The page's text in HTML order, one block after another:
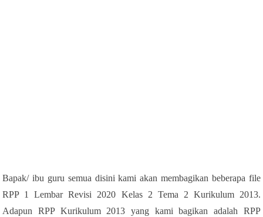
Bapak/ ibu guru semua disini kami akan membagikan beberapa file
RPP 1 Lembar Revisi 2020 Kelas 2 Tema 2 Kurikulum 2013.
Adapun RPP Kurikulum 2013 yang kami bagikan adalah RPP